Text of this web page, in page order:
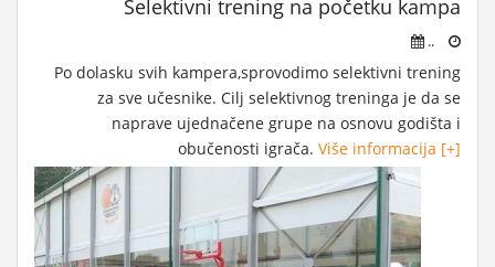
Selektivni trening na početku kampa
..
Po dolasku svih kampera,sprovodimo selektivni trening
za sve učesnike. Cilj selektivnog treninga je da se
naprave ujednačene grupe na osnovu godišta i
obučenosti igrača. Više informacija [+]